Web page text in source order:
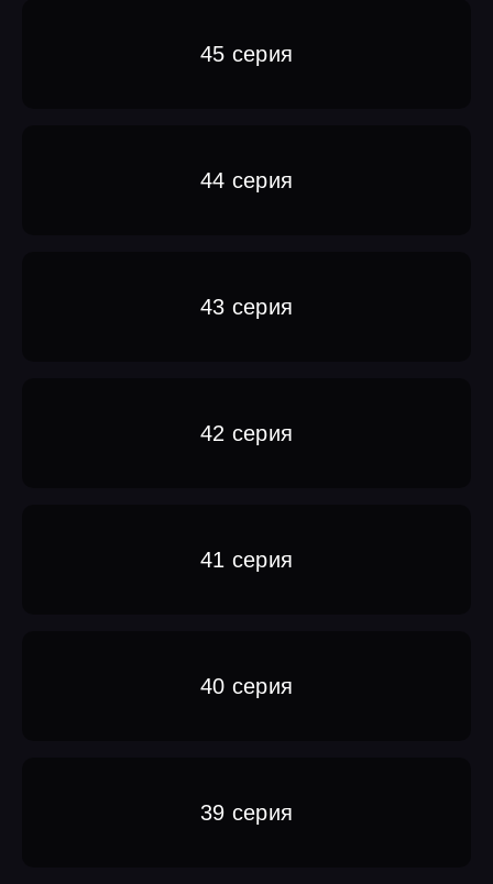
45 серия
44 серия
43 серия
42 серия
41 серия
40 серия
39 серия